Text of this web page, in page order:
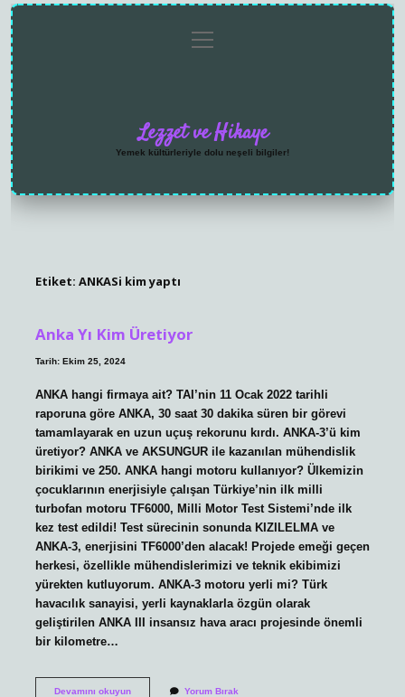
menüyü
aç
Lezzet ve Hikaye
Yemek kültürleriyle dolu neşeli bilgiler!
Etiket: ANKASi kim yaptı
Anka Yı Kim Üretiyor
Tarih: Ekim 25, 2024
ANKA hangi firmaya ait? TAI’nin 11 Ocak 2022 tarihli
raporuna göre ANKA, 30 saat 30 dakika süren bir görevi
tamamlayarak en uzun uçuş rekorunu kırdı. ANKA-3’ü kim
üretiyor? ANKA ve AKSUNGUR ile kazanılan mühendislik
birikimi ve 250. ANKA hangi motoru kullanıyor? Ülkemizin
çocuklarının enerjisiyle çalışan Türkiye’nin ilk milli
turbofan motoru TF6000, Milli Motor Test Sistemi’nde ilk
kez test edildi! Test sürecinin sonunda KIZILELMA ve
ANKA-3, enerjisini TF6000’den alacak! Projede emeği geçen
herkesi, özellikle mühendislerimizi ve teknik ekibimizi
yürekten kutluyorum. ANKA-3 motoru yerli mi? Türk
havacılık sanayisi, yerli kaynaklarla özgün olarak
geliştirilen ANKA III insansız hava aracı projesinde önemli
bir kilometre…
Devamını okuyunAnka
Yorum Bırak